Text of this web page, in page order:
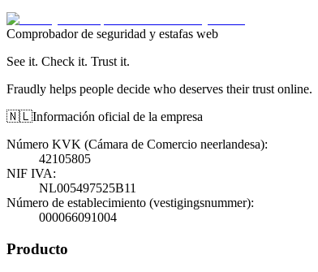
Comprobador de seguridad y estafas web
See it. Check it. Trust it.
Fraudly helps people decide who deserves their trust online.
🇳🇱Información oficial de la empresa
Número KVK (Cámara de Comercio neerlandesa):
42105805
NIF IVA:
NL005497525B11
Número de establecimiento (vestigingsnummer):
000066091004
Producto